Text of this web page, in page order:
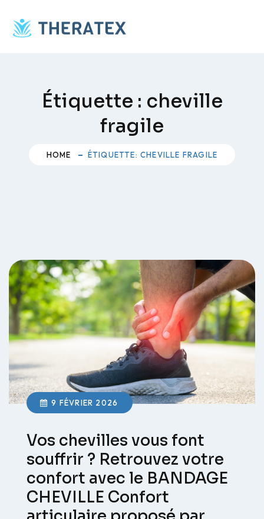
content
Étiquette : cheville
fragile
HOME ÉTIQUETTE: CHEVILLE FRAGILE
9 FÉVRIER 2026
Vos chevilles vous font
souffrir ? Retrouvez votre
confort avec le BANDAGE
CHEVILLE Confort